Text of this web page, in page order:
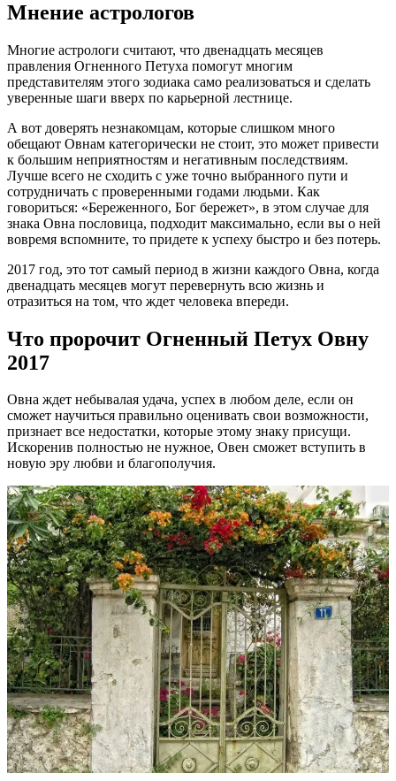
Мнение астрологов
Многие астрологи считают, что двенадцать месяцев
правления Огненного Петуха помогут многим
представителям этого зодиака само реализоваться и сделать
уверенные шаги вверх по карьерной лестнице.
А вот доверять незнакомцам, которые слишком много
обещают Овнам категорически не стоит, это может привести
к большим неприятностям и негативным последствиям.
Лучше всего не сходить с уже точно выбранного пути и
сотрудничать с проверенными годами людьми. Как
говориться: «Береженного, Бог бережет», в этом случае для
знака Овна пословица, подходит максимально, если вы о ней
вовремя вспомните, то придете к успеху быстро и без потерь.
2017 год, это тот самый период в жизни каждого Овна, когда
двенадцать месяцев могут перевернуть всю жизнь и
отразиться на том, что ждет человека впереди.
Что пророчит Огненный Петух Овну
2017
Овна ждет небывалая удача, успех в любом деле, если он
сможет научиться правильно оценивать свои возможности,
признает все недостатки, которые этому знаку присущи.
Искоренив полностью не нужное, Овен сможет вступить в
новую эру любви и благополучия.